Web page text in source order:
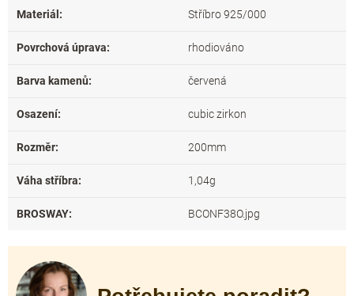
Materiál : Stříbro 925/000
Povrchová úprava: rhodiováno
Barva kamenů: červená
Osazení: cubic zirkon
Rozměr: 200mm
Váha stříbra: 1,04g
BROSWAY: BCONF38O.jpg